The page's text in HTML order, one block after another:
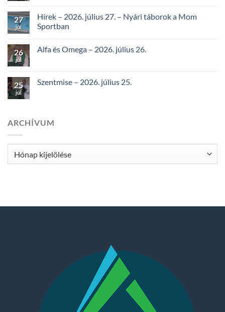
27
júl
Hírek – 2026. július 27. – Nyári táborok a Mom
Sportban
26
júl
Alfa és Omega – 2026. július 26.
25
júl
Szentmise – 2026. július 25.
ARCHÍVUM